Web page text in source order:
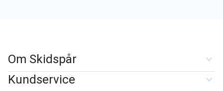
Om Skidspår
Kundservice